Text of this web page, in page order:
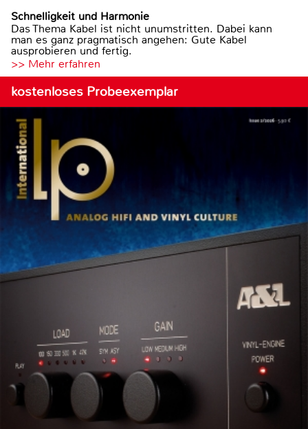
Schnelligkeit und Harmonie
Das Thema Kabel ist nicht unumstritten. Dabei kann
man es ganz pragmatisch angehen: Gute Kabel
ausprobieren und fertig.
>> Mehr erfahren
kostenloses Probeexemplar